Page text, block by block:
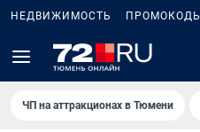
НЕДВИЖИМОСТЬ ПРОМОКОДЫ
ЧП на аттракционах в Тюмени